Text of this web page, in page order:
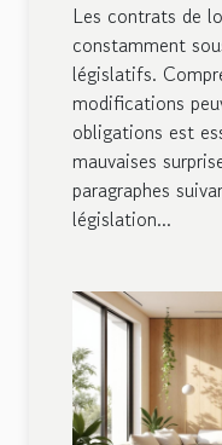
Les contrats de
constamment
législatifs.
modifications
obligations est
mauvaises
paragraphes
législation...